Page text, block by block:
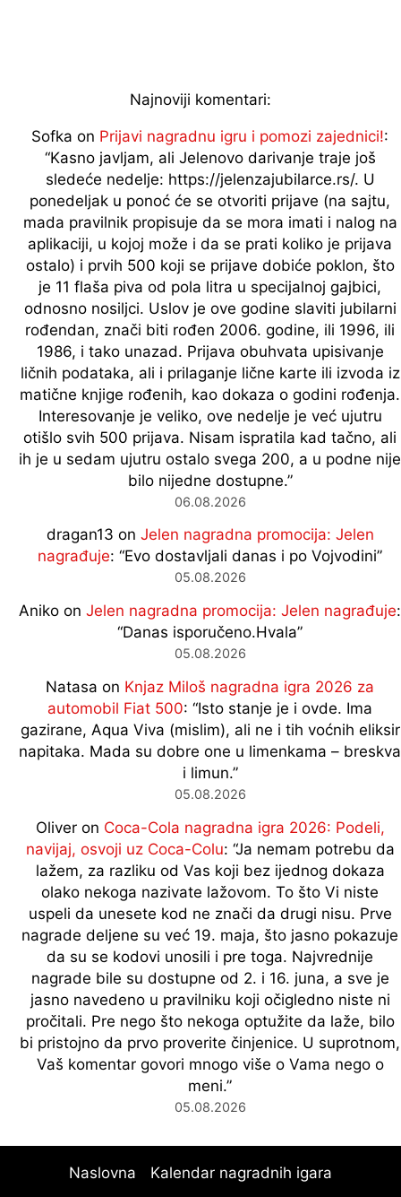
Najnoviji komentari:
Sofka on Prijavi nagradnu igru i pomozi zajednici!:
“Kasno javljam, ali Jelenovo darivanje traje još
sledeće nedelje: https://jelenzajubilarce.rs/. U
ponedeljak u ponoć će se otvoriti prijave (na sajtu,
mada pravilnik propisuje da se mora imati i nalog na
aplikaciji, u kojoj može i da se prati koliko je prijava
ostalo) i prvih 500 koji se prijave dobiće poklon, što
je 11 flaša piva od pola litra u specijalnoj gajbici,
odnosno nosiljci. Uslov je ove godine slaviti jubilarni
rođendan, znači biti rođen 2006. godine, ili 1996, ili
1986, i tako unazad. Prijava obuhvata upisivanje
ličnih podataka, ali i prilaganje lične karte ili izvoda iz
matične knjige rođenih, kao dokaza o godini rođenja.
Interesovanje je veliko, ove nedelje je već ujutru
otišlo svih 500 prijava. Nisam ispratila kad tačno, ali
ih je u sedam ujutru ostalo svega 200, a u podne nije
bilo nijedne dostupne.”
06.08.2026
dragan13 on Jelen nagradna promocija: Jelen
nagrađuje: “Evo dostavljali danas i po Vojvodini”
05.08.2026
Aniko on Jelen nagradna promocija: Jelen nagrađuje:
“Danas isporučeno.Hvala”
05.08.2026
Natasa on Knjaz Miloš nagradna igra 2026 za
automobil Fiat 500: “Isto stanje je i ovde. Ima
gazirane, Aqua Viva (mislim), ali ne i tih voćnih eliksir
napitaka. Mada su dobre one u limenkama – breskva
i limun.”
05.08.2026
Oliveron Coca-Cola nagradna igra 2026: Podeli,
navijaj, osvoji uz Coca-Colu: “Ja nemam potrebu da
lažem, za razliku od Vas koji bez ijednog dokaza
olako nekoga nazivate lažovom. To što Vi niste
uspeli da unesete kod ne znači da drugi nisu. Prve
nagrade deljene su već 19. maja, što jasno pokazuje
da su se kodovi unosili i pre toga. Najvrednije
nagrade bile su dostupne od 2. i 16. juna, a sve je
jasno navedeno u pravilniku koji očigledno niste ni
pročitali. Pre nego što nekoga optužite da laže, bilo
bi pristojno da prvo proverite činjenice. U suprotnom,
Vaš komentar govori mnogo više o Vama nego o
meni.”
05.08.2026
Naslovna
Kalendar nagradnih igara